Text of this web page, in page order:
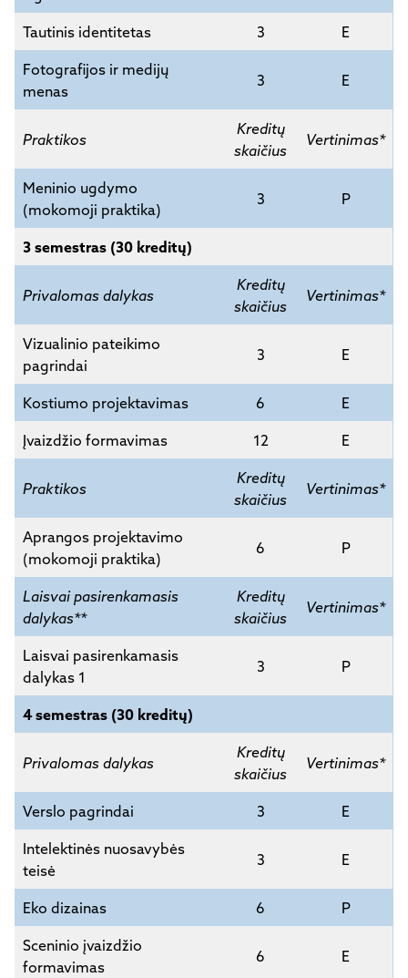
Tautinis identitetas 3 E
Fotografijos ir medijų
menas
3 E
Praktikos
Kreditų
skaičius
Vertinimas*
Meninio ugdymo
(mokomoji praktika)
3 P
3 semestras (30 kreditų)
Privalomas dalykas
Kreditų
skaičius
Vertinimas*
Vizualinio pateikimo
pagrindai
3 E
Kostiumo projektavimas 6 E
Įvaizdžio formavimas 12 E
Praktikos
Kreditų
skaičius
Vertinimas*
Aprangos projektavimo
(mokomoji praktika)
6 P
Laisvai pasirenkamasis
dalykas**
Kreditų
skaičius
Vertinimas*
Laisvai pasirenkamasis
dalykas 1
3 P
4 semestras (30 kreditų)
Privalomas dalykas
Kreditų
skaičius
Vertinimas*
Verslo pagrindai 3 E
Intelektinės nuosavybės
teisė
3 E
Eko dizainas 6 P
Sceninio įvaizdžio
formavimas
6 E